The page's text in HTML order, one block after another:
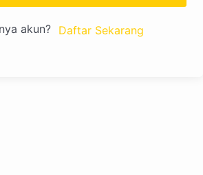
akun? Daftar Sekarang